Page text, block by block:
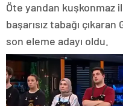
Öte yandan kuşkonmaz
başarısız tabağı
son eleme adayı oldu.